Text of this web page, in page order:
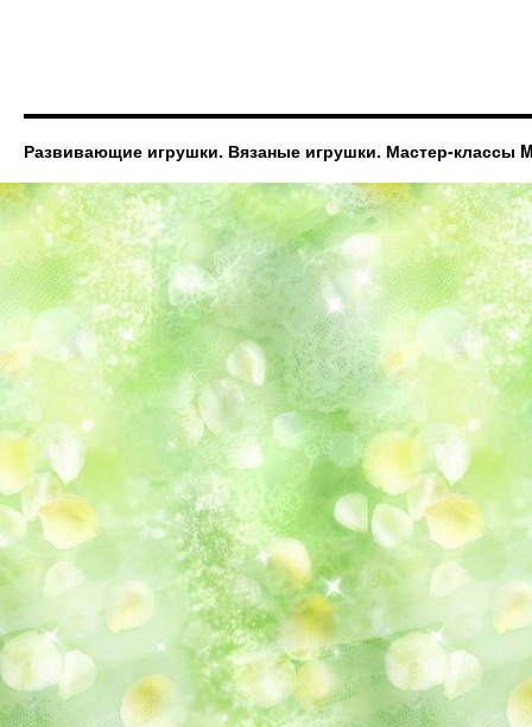
Развивающие игрушки. Вязаные игрушки. Мастер-классы